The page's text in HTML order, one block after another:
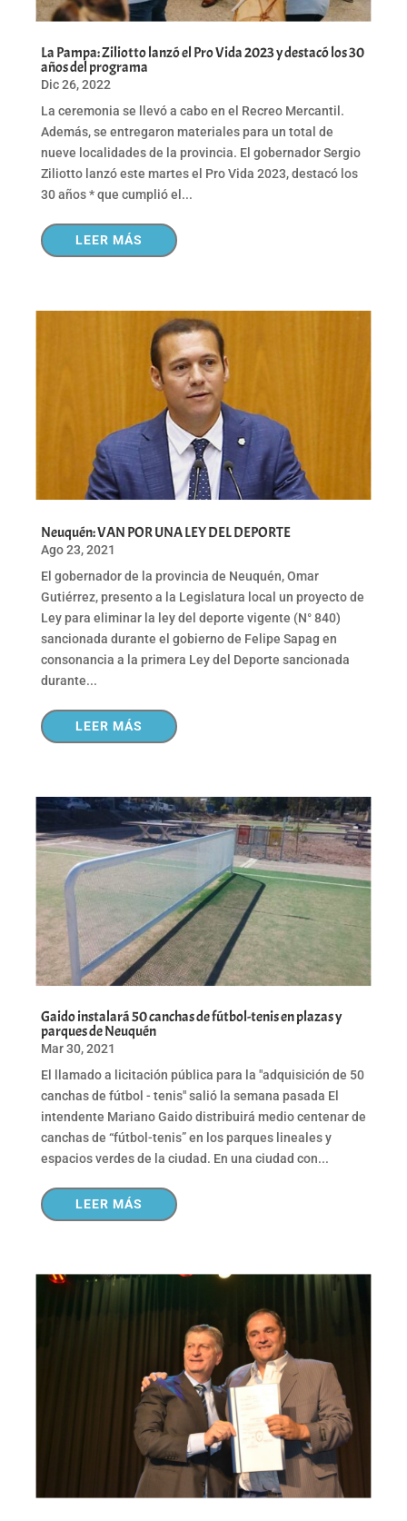
La Pampa: Ziliotto lanzó el Pro Vida 2023 y destacó los 30
años del programa
Dic 26, 2022
La ceremonia se llevó a cabo en el Recreo Mercantil.
Además, se entregaron materiales para un total de
nueve localidades de la provincia. El gobernador Sergio
Ziliotto lanzó este martes el Pro Vida 2023, destacó los
30 años * que cumplió el...
LEER MÁS
Neuquén: VAN POR UNA LEY DEL DEPORTE
Ago 23, 2021
El gobernador de la provincia de Neuquén, Omar
Gutiérrez, presento a la Legislatura local un proyecto de
Ley para eliminar la ley del deporte vigente (N° 840)
sancionada durante el gobierno de Felipe Sapag en
consonancia a la primera Ley del Deporte sancionada
durante...
LEER MÁS
Gaido instalará 50 canchas de fútbol-tenis en plazas y
parques de Neuquén
Mar 30, 2021
El llamado a licitación pública para la "adquisición de 50
canchas de fútbol - tenis" salió la semana pasada El
intendente Mariano Gaido distribuirá medio centenar de
canchas de “fútbol-tenis” en los parques lineales y
espacios verdes de la ciudad. En una ciudad con...
LEER MÁS